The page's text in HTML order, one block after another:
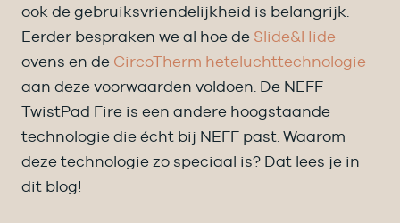
ook de gebruiksvriendelijkheid is belangrijk.
Eerder bespraken we al hoe de Slide&Hide
ovens en de CircoTherm heteluchttechnologie
aan deze voorwaarden voldoen. De NEFF
TwistPad Fire is een andere hoogstaande
technologie die écht bij NEFF past. Waarom
deze technologie zo speciaal is? Dat lees je in
dit blog!